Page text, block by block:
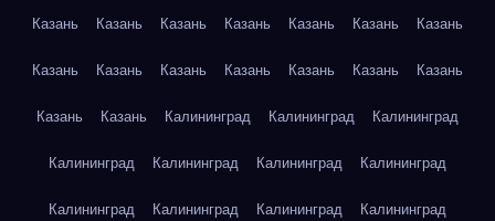
Казань Казань Казань Казань Казань Казань Казань
Казань Казань Казань Казань Казань Казань Казань
Казань Казань Калининград Калининград Калининград
Калининград Калининград Калининград Калининград
Калининград Калининград Калининград Калининград